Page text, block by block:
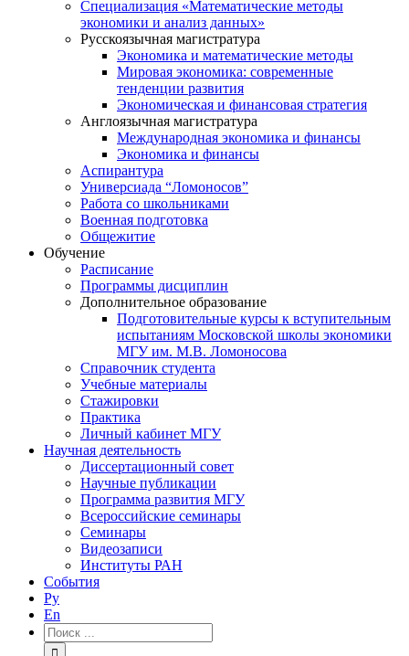
Специализация «Математические методы
экономики и анализ данных»
Русскоязычная магистратура
Экономика и математические методы
Мировая экономика: современные
тенденции развития
Экономическая и финансовая стратегия
Англоязычная магистратура
Международная экономика и финансы
Экономика и финансы
Аспирантура
Универсиада “Ломоносов”
Работа со школьниками
Военная подготовка
Общежитие
Обучение
Расписание
Программы дисциплин
Дополнительное образование
Подготовительные курсы к вступительным
испытаниям Московской школы экономики
МГУ им. М.В. Ломоносова
Справочник студента
Учебные материалы
Стажировки
Практика
Личный кабинет МГУ
Научная деятельность
Диссертационный совет
Научные публикации
Программа развития МГУ
Всероссийские семинары
Семинары
Видеозаписи
Институты РАН
События
Ру
En
Результат
поиска: